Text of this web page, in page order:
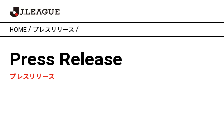
HOME / プレスリリース /
Press Release
プレスリリース